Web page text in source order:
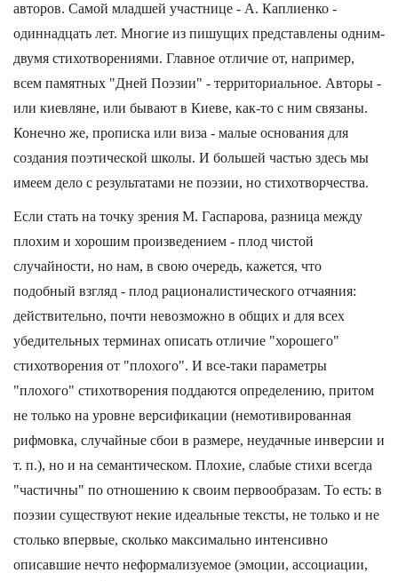
авторов. Самой младшей участнице - А. Каплиенко -
одиннадцать лет. Многие из пишущих представлены одним-
двумя стихотворениями. Главное отличие от, например,
всем памятных "Дней Поэзии" - территориальное. Авторы -
или киевляне, или бывают в Киеве, как-то с ним связаны.
Конечно же, прописка или виза - малые основания для
создания поэтической школы. И большей частью здесь мы
имеем дело с результатами не поэзии, но стихотворчества.
Если стать на точку зрения М. Гаспарова, разница между
плохим и хорошим произведением - плод чистой
случайности, но нам, в свою очередь, кажется, что
подобный взгляд - плод рационалистического отчаяния:
действительно, почти невозможно в общих и для всех
убедительных терминах описать отличие "хорошего"
стихотворения от "плохого". И все-таки параметры
"плохого" стихотворения поддаются определению, притом
не только на уровне версификации (немотивированная
рифмовка, случайные сбои в размере, неудачные инверсии и
т. п.), но и на семантическом. Плохие, слабые стихи всегда
"частичны" по отношению к своим первообразам. То есть: в
поэзии существуют некие идеальные тексты, не только и не
столько впервые, сколько максимально интенсивно
описавшие нечто неформализуемое (эмоции, ассоциации,